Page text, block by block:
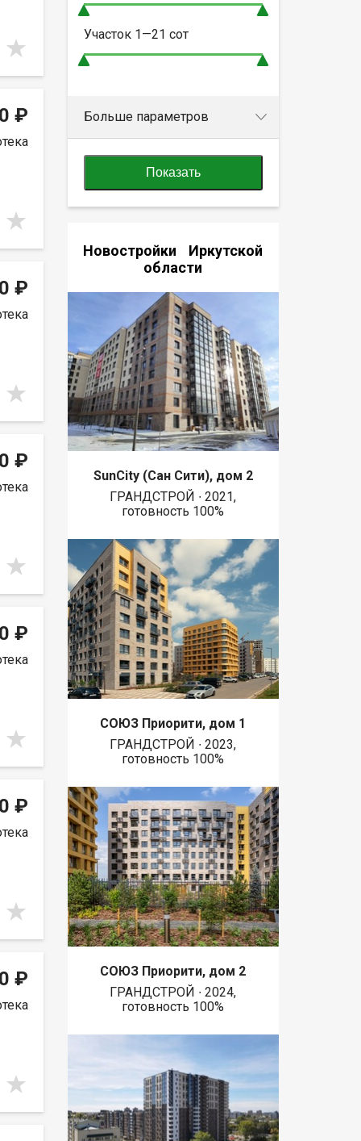
₽
₽
₽
₽
₽
₽
Участок 1—21 сот
Больше параметров
Показать
Новостройки Иркутской
области
SunCity (Сан Сити), дом 2
ГРАНДСТРОЙ ∙ 2021,
готовность 100%
СОЮЗ Приорити, дом 1
ГРАНДСТРОЙ ∙ 2023,
готовность 100%
СОЮЗ Приорити, дом 2
ГРАНДСТРОЙ ∙ 2024,
готовность 100%